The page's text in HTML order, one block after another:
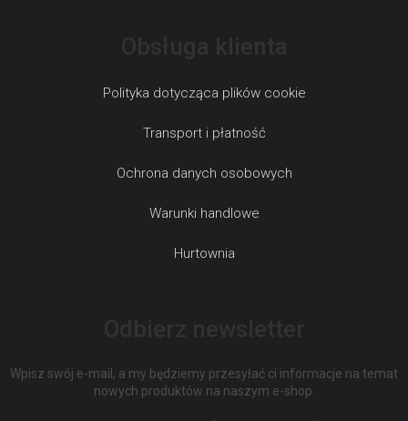
Polityka dotycząca plików cookie
Transport i płatność
Ochrona danych osobowych
Warunki handlowe
Hurtownia
Wpisz swój e-mail, a my będziemy przesyłać ci informacje na temat
nowych produktów na naszym e-shop.